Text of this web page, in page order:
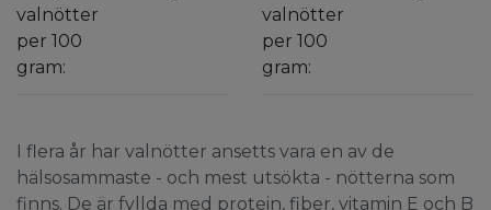
valnötter
per 100
gram:
valnötter
per 100
gram:
I flera år har valnötter ansetts vara en av de
hälsosammaste - och mest utsökta - nötterna som
finns. De är fyllda med protein, fiber, vitamin E och B